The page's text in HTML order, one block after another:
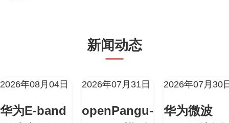
新闻动态
2026年08月04日
华为E-band
2026年07月31日
openPangu-
2026年07月30
华为微波